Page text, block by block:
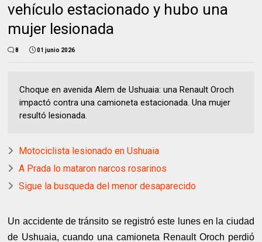
vehículo estacionado y hubo una
mujer lesionada
8 01 junio 2026
Choque en avenida Alem de Ushuaia: una Renault Oroch
impactó contra una camioneta estacionada. Una mujer
resultó lesionada.
Motociclista lesionado en Ushuaia
A Prada lo mataron narcos rosarinos
Sigue la busqueda del menor desaparecido
Un accidente de tránsito se registró este lunes en la ciudad
de Ushuaia, cuando una camioneta Renault Oroch perdió